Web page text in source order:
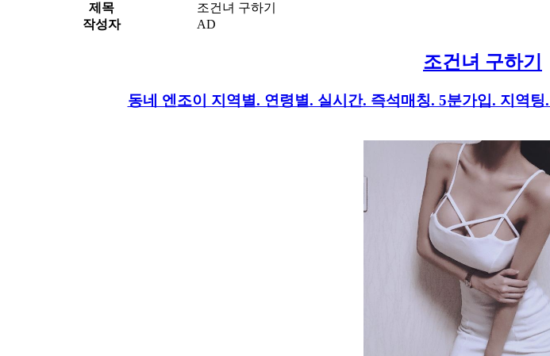
제목 조건녀 구하기
작성자
AD
조건녀 구하기
동네 엔조이 지역별. 연령별. 실시간. 즉석매칭. 5분가입. 지역